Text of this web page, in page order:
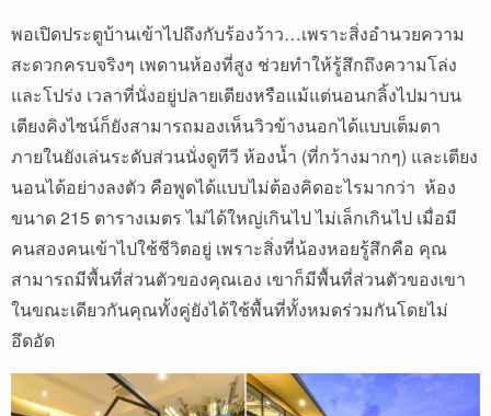
พอเปิดประตูบ้านเข้าไปถึงกับร้องว้าว…เพราะสิ่งอำนวยความ
สะดวกครบจริงๆ เพดานห้องที่สูง ช่วยทำให้รู้สึกถึงความโล่ง
และโปร่ง เวลาที่นั่งอยู่ปลายเตียงหรือแม้แต่นอนกลิ้งไปมาบน
เตียงคิงไซน์ก็ยังสามารถมองเห็นวิวข้างนอกได้แบบเต็มตา
ภายในยังเล่นระดับส่วนนั่งดูทีวี ห้องน้ำ (ที่กว้างมากๆ) และเตียง
นอนได้อย่างลงตัว คือพูดได้แบบไม่ต้องคิดอะไรมากว่า ห้อง
ขนาด 215 ตารางเมตร ไม่ได้ใหญ่เกินไป ไม่เล็กเกินไป เมื่อมี
คนสองคนเข้าไปใช้ชีวิตอยู่ เพราะสิ่งที่น้องหอยรู้สึกคือ คุณ
สามารถมีพื้นที่ส่วนตัวของคุณเอง เขาก็มีพื้นที่ส่วนตัวของเขา
ในขณะเดียวกันคุณทั้งคู่ยังได้ใช้พื้นที่ทั้งหมดร่วมกันโดยไม่
อึดอัด